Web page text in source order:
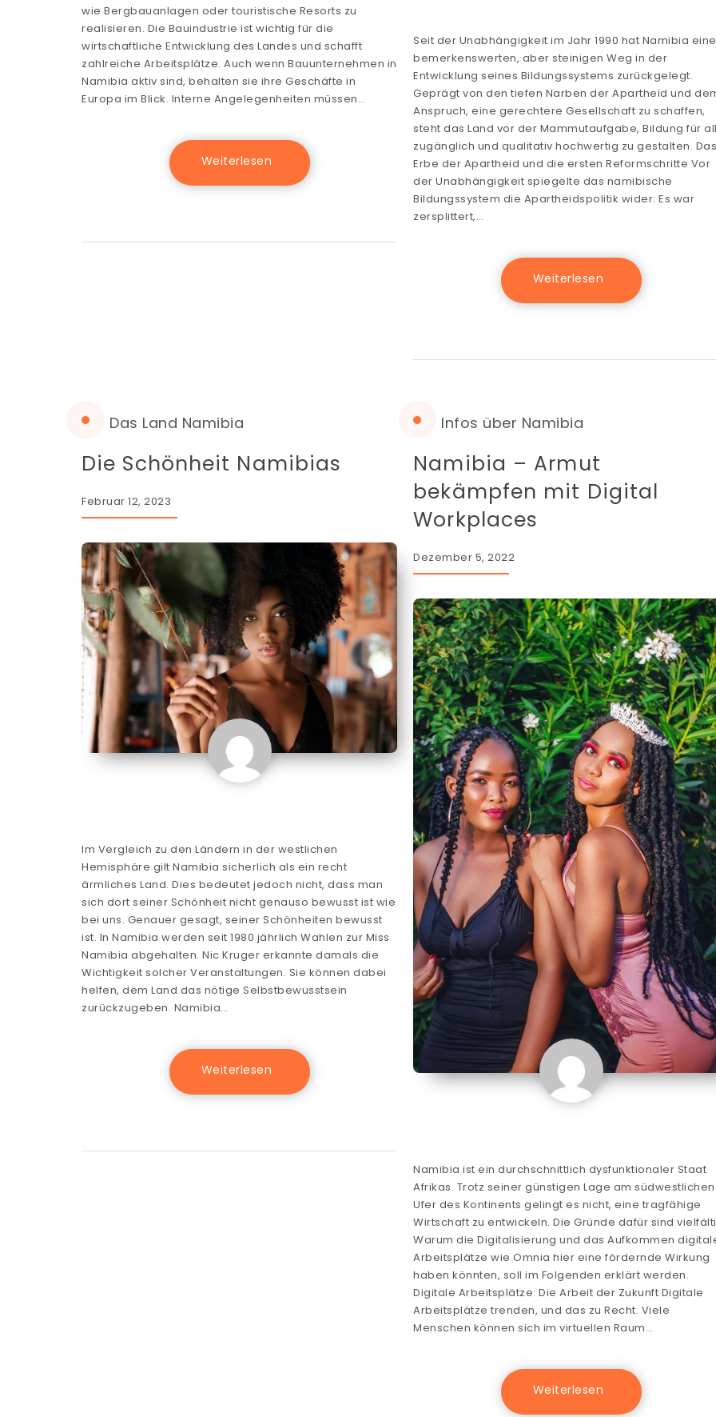
wie Bergbauanlagen oder touristische Resorts zu
realisieren. Die Bauindustrie ist wichtig für die
wirtschaftliche Entwicklung des Landes und schafft
zahlreiche Arbeitsplätze. Auch wenn Bauunternehmen in
Namibia aktiv sind, behalten sie ihre Geschäfte in
Europa im Blick. Interne Angelegenheiten müssen…
Seit der Unabhängigkeit im Jahr 1990 hat Namibia
bemerkenswerten, aber steinigen Weg in der
Entwicklung seines Bildungssystems zurückgelegt.
Geprägt von den tiefen Narben der Apartheid und
Anspruch, eine gerechtere Gesellschaft zu schaffen,
steht das Land vor der Mammutaufgabe, Bildung für
zugänglich und qualitativ hochwertig zu gestalten. Das
Erbe der Apartheid und die ersten Reformschritte Vor
der Unabhängigkeit spiegelte das namibische
Bildungssystem die Apartheidspolitik wider: Es war
zersplittert,…
Das Land Namibia
Die Schönheit Namibias
Februar 12, 2023
Im Vergleich zu den Ländern in der westlichen
Hemisphäre gilt Namibia sicherlich als ein recht
ärmliches Land. Dies bedeutet jedoch nicht, dass man
sich dort seiner Schönheit nicht genauso bewusst ist wie
bei uns. Genauer gesagt, seiner Schönheiten bewusst
ist. In Namibia werden seit 1980 jährlich Wahlen zur Miss
Namibia abgehalten. Nic Kruger erkannte damals die
Wichtigkeit solcher Veranstaltungen. Sie können dabei
helfen, dem Land das nötige Selbstbewusstsein
zurückzugeben. Namibia…
Infos über Namibia
Namibia – Armut
bekämpfen mit Digital
Workplaces
Dezember 5, 2022
Namibia ist ein durchschnittlich dysfunktionaler Staat
Afrikas. Trotz seiner günstigen Lage am südwestlichen
Ufer des Kontinents gelingt es nicht, eine tragfähige
Wirtschaft zu entwickeln. Die Gründe dafür sind
Warum die Digitalisierung und das Aufkommen
Arbeitsplätze wie Omnia hier eine fördernde Wirkung
haben könnten, soll im Folgenden erklärt werden.
Digitale Arbeitsplätze: Die Arbeit der Zukunft Digitale
Arbeitsplätze trenden, und das zu Recht. Viele
Menschen können sich im virtuellen Raum…